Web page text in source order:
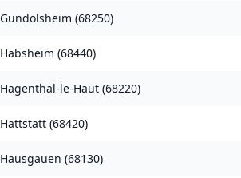
Gundolsheim (68250)
Habsheim (68440)
Hagenthal-le-Haut (68220)
Hattstatt (68420)
Hausgauen (68130)